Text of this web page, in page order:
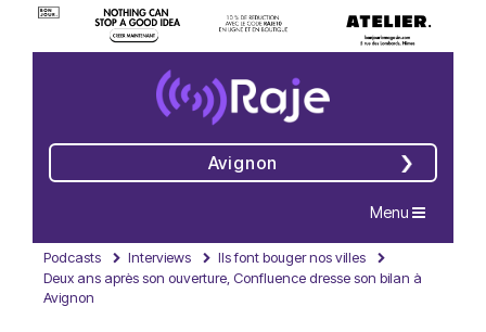
Avignon
Navigation
Menu
Podcasts Interviews
Ils font bouger nos villes
Deux ans après son ouverture, Confluence dresse son bilan à
Avignon